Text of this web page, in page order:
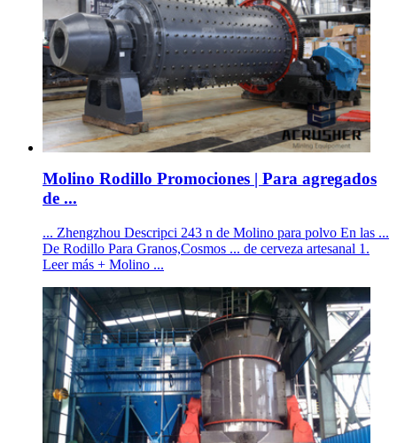
Molino Rodillo Promociones | Para agregados
de ...
... Zhengzhou Descripci 243 n de Molino para polvo En las ...
De Rodillo Para Granos,Cosmos ... de cerveza artesanal 1.
Leer más + Molino ...